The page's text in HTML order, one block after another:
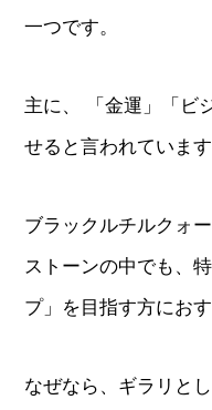
一つです。
主に、 「金運」「ビ
せると言われています
ブラックルチルクォ
ストーンの中でも、
プ」を目指す方におす
なぜなら、ギラリと